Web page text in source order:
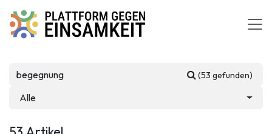
Zum Inhalt springen
Alle
(53 gefunden)